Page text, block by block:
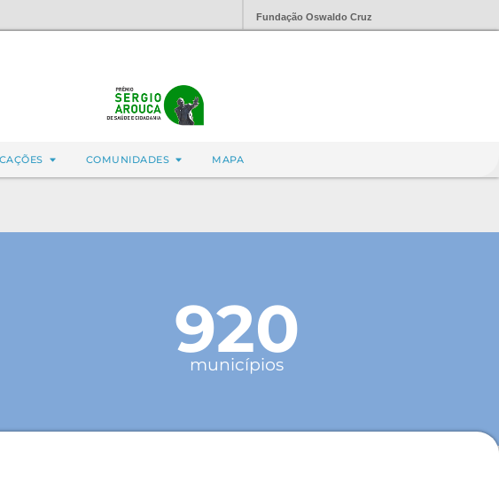
Fundação Oswaldo Cruz
COMUNIDADES MAPA
920
municípios